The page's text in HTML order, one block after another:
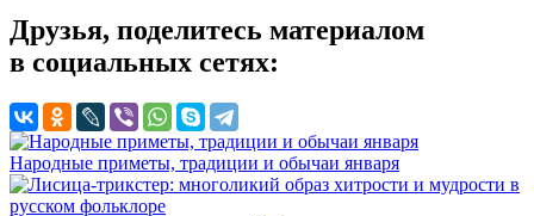
Друзья, поделитесь материалом
в социальных сетях:
Народные приметы, традиции и обычаи января